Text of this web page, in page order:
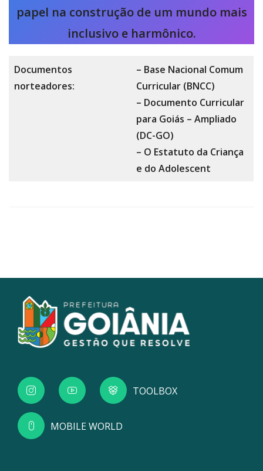
papel na construção de um mundo mais
inclusivo e harmônico.
Documentos
norteadores:
– Base Nacional Comum
Curricular (BNCC)
– Documento Curricular
para Goiás – Ampliado
(DC-GO)
– O Estatuto da Criança
e do Adolescent
TOOLBOX
MOBILE WORLD